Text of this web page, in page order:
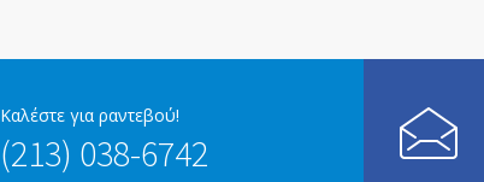
Καλέστε για ραντεβού!
(213) 038-6742